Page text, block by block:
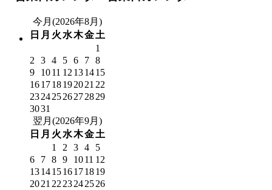
今月(2026年8月)
日 月 火 水木金土
1
2
3 4 5 6 7 8
9
1011 12 131415
161718192021 22
23242526272829
3031
翌月(2026年9月)
日 月 火 水木金土
1
2 3 4
5
6
7 8 9 1011 12
13141516171819
2021 22 23242526